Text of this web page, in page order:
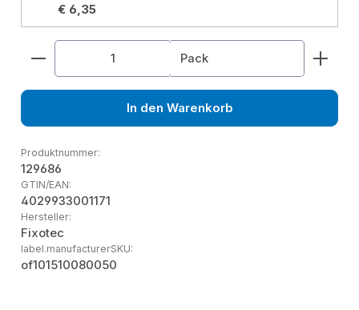
€ 6,35
Produkt Anzahl: Gib den gewünschten Wert
Pack
In den Warenkorb
Produktnummer:
129686
GTIN/EAN:
4029933001171
Hersteller:
Fixotec
label.manufacturerSKU:
of101510080050